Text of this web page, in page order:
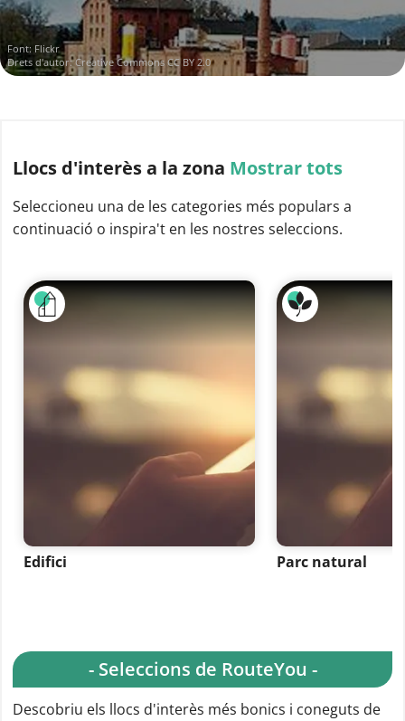
Font: Flickr
Drets d'autor:Creative Commons CC BY 2.0
Llocs d'interèsa la zona Mostrar tots
Seleccioneu una de les categories més populars a
continuació o inspira't en les nostres seleccions.
Edifici Parc natural
- Seleccions de RouteYou -
Descobriu els llocs d'interès més bonics i coneguts de